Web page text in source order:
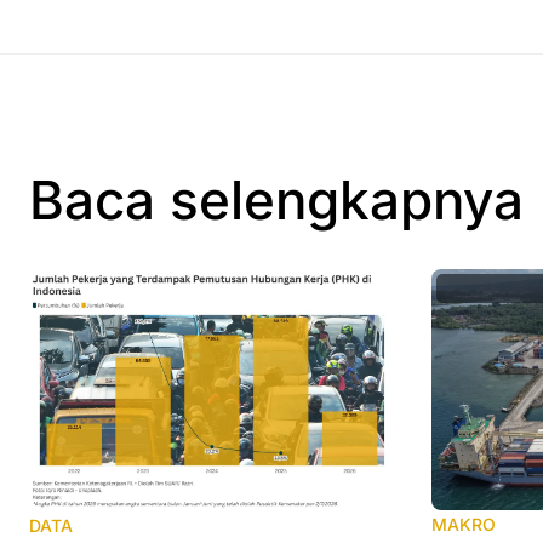
Baca selengkapnya
DATA MAKRO